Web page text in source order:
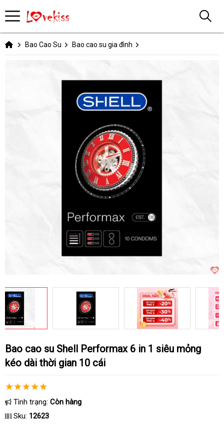
Bao Cao Su Bao cao su gia đình
Bao cao su Shell Performax 6 in 1 siêu mỏng
kéo dài thời gian 10 cái
Tình trạng: Còn hàng
Sku: 12623